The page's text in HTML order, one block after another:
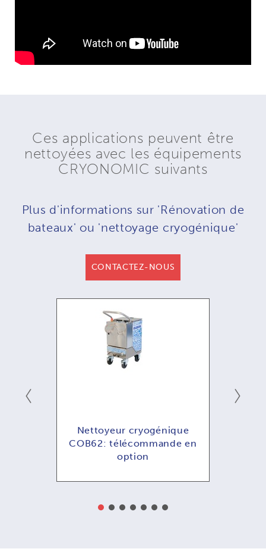
Ces applications peuvent être
nettoyées avec les équipements
CRYONOMIC suivants
Plus d'informations sur 'Rénovation de
bateaux' ou 'nettoyage cryogénique'
CONTACTEZ-NOUS
Nettoyeur cryogénique
COB81: télécommande en
option - NOUVEAU !